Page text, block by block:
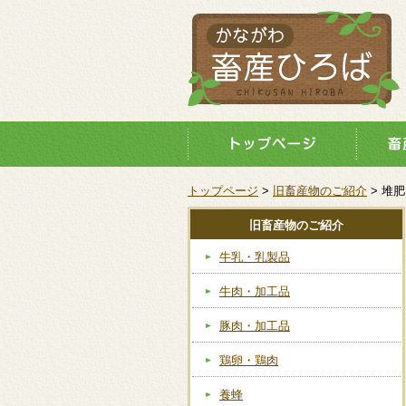
トップページ > 旧畜産物のご紹介 > 堆肥
旧畜産物のご紹介
牛乳・乳製品
牛肉・加工品
豚肉・加工品
鶏卵・鶏肉
養蜂